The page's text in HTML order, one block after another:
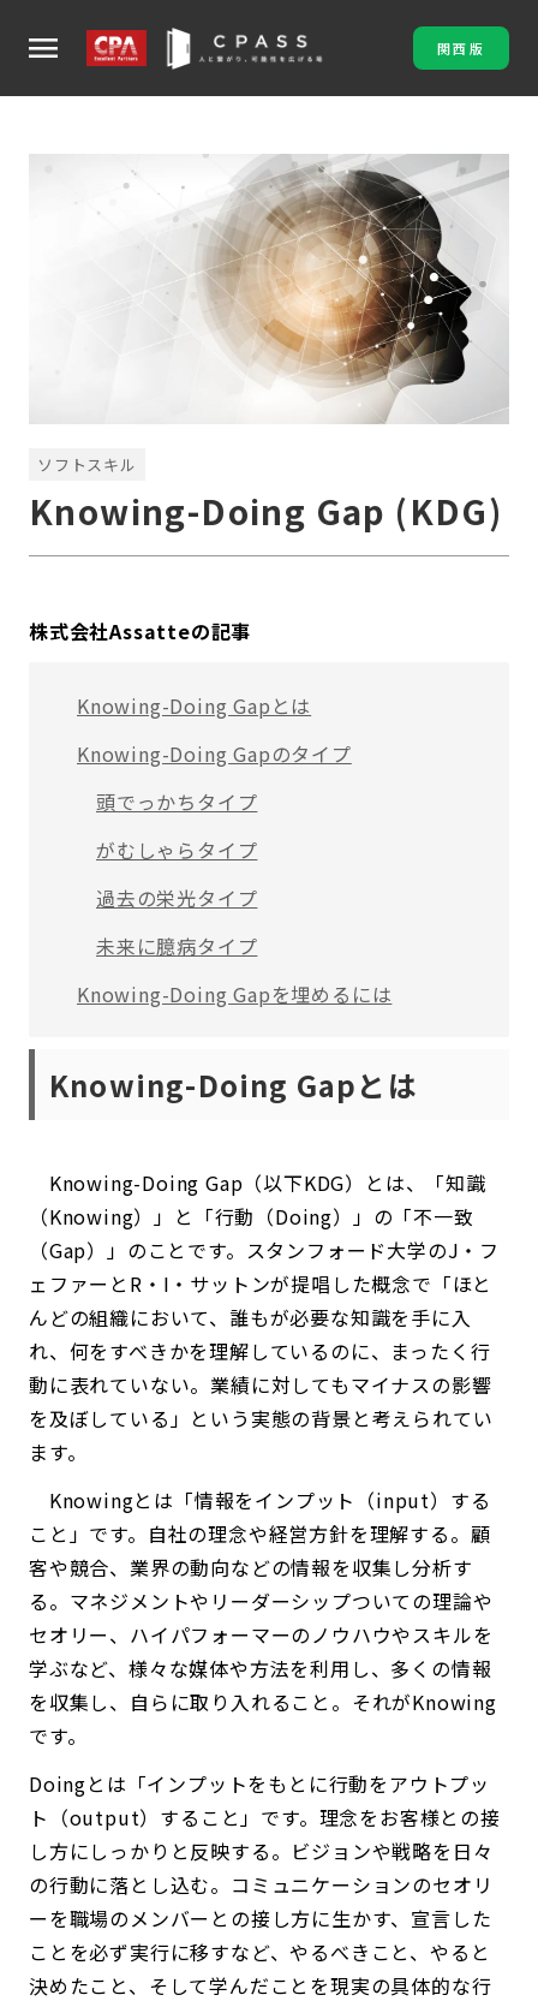
menu 関西版
ソフトスキル
Knowing-Doing Gap (KDG)
株式会社Assatteの記事
Knowing-Doing Gapとは
Knowing-Doing Gapのタイプ
頭でっかちタイプ
がむしゃらタイプ
過去の栄光タイプ
未来に臆病タイプ
Knowing-Doing Gapを埋めるには
Knowing-Doing Gapとは
Knowing-Doing Gap（以下KDG）とは、「知識
（Knowing）」と「行動（Doing）」の「不一致
（Gap）」のことです。スタンフォード大学のJ・フ
ェファーとR・I・サットンが提唱した概念で「ほと
んどの組織において、誰もが必要な知識を手に入
れ、何をすべきかを理解しているのに、まったく行
動に表れていない。業績に対してもマイナスの影響
を及ぼしている」という実態の背景と考えられてい
ます。
Knowingとは「情報をインプット（input）する
こと」です。自社の理念や経営方針を理解する。顧
客や競合、業界の動向などの情報を収集し分析す
る。マネジメントやリーダーシップついての理論や
セオリー、ハイパフォーマーのノウハウやスキルを
学ぶなど、様々な媒体や方法を利用し、多くの情報
を収集し、自らに取り入れること。それがKnowing
です。
Doingとは「インプットをもとに行動をアウトプッ
ト（output）すること」です。理念をお客様との接
し方にしっかりと反映する。ビジョンや戦略を日々
の行動に落とし込む。コミュニケーションのセオリ
ーを職場のメンバーとの接し方に生かす、宣言した
ことを必ず実行に移すなど、やるべきこと、やると
決めたこと、そして学んだことを現実の具体的な行